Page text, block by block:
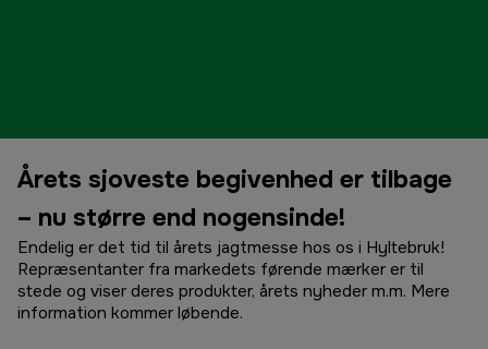
Årets sjoveste begivenhed er tilbage
– nu større end nogensinde!
Endelig er det tid til årets jagtmesse hos os i Hyltebruk!
Repræsentanter fra markedets førende mærker er til
stede og viser deres produkter, årets nyheder m.m. Mere
information kommer løbende.